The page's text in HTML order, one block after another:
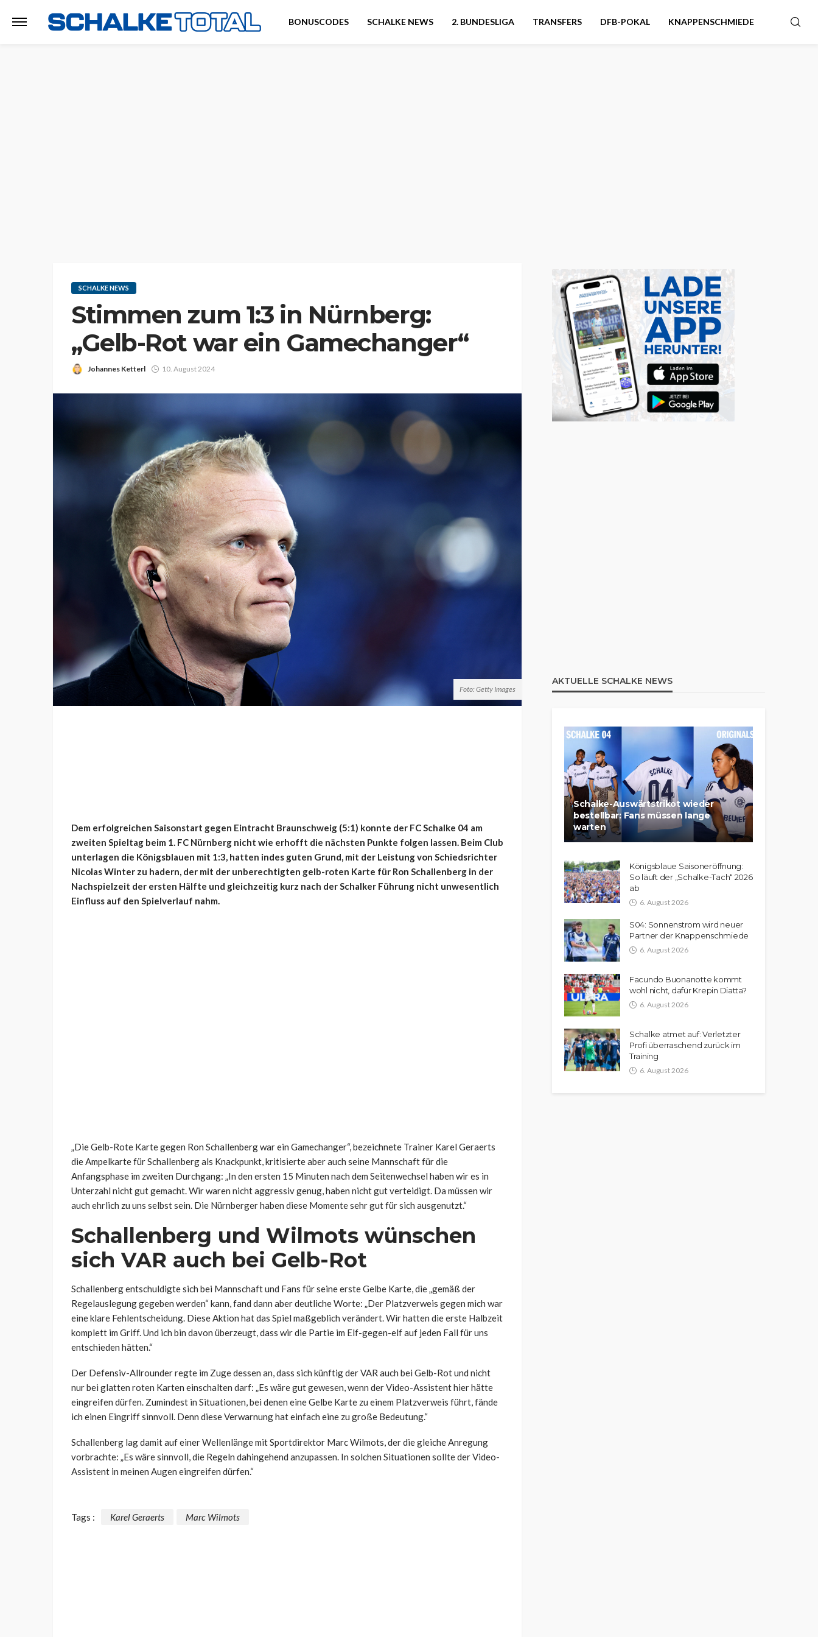
BONUSCODES SCHALKE NEWS 2. BUNDESLIGA TRANSFERS DFB-POKAL KNAPPENSCHMIEDE
SCHALKE NEWS
Stimmen zum 1:3 in Nürnberg:
„Gelb-Rot war ein Gamechanger“
Johannes Ketterl 10. August 2024
Foto: Getty Images
Dem erfolgreichen Saisonstart gegen Eintracht Braunschweig (5:1) konnte der FC Schalke 04 am
zweiten Spieltag beim 1. FC Nürnberg nicht wie erhofft die nächsten Punkte folgen lassen. Beim Club
unterlagen die Königsblauen mit 1:3, hatten indes guten Grund, mit der Leistung von Schiedsrichter
Nicolas Winter zu hadern, der mit der unberechtigten gelb-roten Karte für Ron Schallenberg in der
Nachspielzeit der ersten Hälfte und gleichzeitig kurz nach der Schalker Führung nicht unwesentlich
Einfluss auf den Spielverlauf nahm.
„Die Gelb-Rote Karte gegen Ron Schallenberg war ein Gamechanger“, bezeichnete Trainer Karel Geraerts
die Ampelkarte für Schallenberg als Knackpunkt, kritisierte aber auch seine Mannschaft für die
Anfangsphase im zweiten Durchgang: „In den ersten 15 Minuten nach dem Seitenwechsel haben wir es in
Unterzahl nicht gut gemacht. Wir waren nicht aggressiv genug, haben nicht gut verteidigt. Da müssen wir
auch ehrlich zu uns selbst sein. Die Nürnberger haben diese Momente sehr gut für sich ausgenutzt.“
Schallenberg und Wilmots wünschen
sich VAR auch bei Gelb-Rot
Schallenberg entschuldigte sich bei Mannschaft und Fans für seine erste Gelbe Karte, die „gemäß der
Regelauslegung gegeben werden“ kann, fand dann aber deutliche Worte: „Der Platzverweis gegen mich war
eine klare Fehlentscheidung. Diese Aktion hat das Spiel maßgeblich verändert. Wir hatten die erste Halbzeit
komplett im Griff. Und ich bin davon überzeugt, dass wir die Partie im Elf-gegen-elf auf jeden Fall für uns
entschieden hätten.“
Der Defensiv-Allrounder regte im Zuge dessen an, dass sich künftig der VAR auch bei Gelb-Rot und nicht
nur bei glatten roten Karten einschalten darf: „Es wäre gut gewesen, wenn der Video-Assistent hier hätte
eingreifen dürfen. Zumindest in Situationen, bei denen eine Gelbe Karte zu einem Platzverweis führt, fände
ich einen Eingriff sinnvoll. Denn diese Verwarnung hat einfach eine zu große Bedeutung.“
Schallenberg lag damit auf einer Wellenlänge mit Sportdirektor Marc Wilmots, der die gleiche Anregung
vorbrachte: „Es wäre sinnvoll, die Regeln dahingehend anzupassen. In solchen Situationen sollte der Video-
Assistent in meinen Augen eingreifen dürfen.“
Tags : Karel Geraerts Marc Wilmots
AKTUELLE SCHALKE NEWS
Schalke-Auswärtstrikot wieder
bestellbar: Fans müssen lange
warten
Königsblaue Saisoneröffnung:
So läuft der „Schalke-Tach“ 2026
ab
6. August 2026
S04: Sonnenstrom wird neuer
Partner der Knappenschmiede
6. August 2026
Facundo Buonanotte kommt
wohl nicht, dafür Krepin Diatta?
6. August 2026
Schalke atmet auf: Verletzter
Profi überraschend zurück im
Training
6. August 2026